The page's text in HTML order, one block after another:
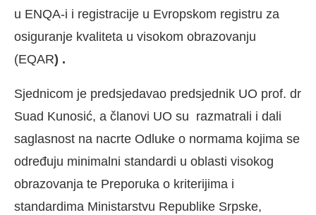
u ENQA-i i registracije u Evropskom registru za
osiguranje kvaliteta u visokom obrazovanju
(EQAR) .
Sjednicom je predsjedavao predsjednik UO prof. dr
Suad Kunosić, a članovi UO su razmatrali i dali
saglasnost na nacrte Odluke o normama kojima se
određuju minimalni standardi u oblasti visokog
obrazovanja te Preporuka o kriterijima i
standardima Ministarstvu Republike Srpske,